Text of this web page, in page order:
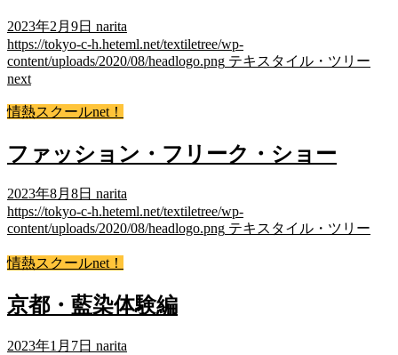
2023年2月9日 narita
https://tokyo-c-h.heteml.net/textiletree/wp-
content/uploads/2020/08/headlogo.png テキスタイル・ツリー
next
情熱スクールnet！
ファッション・フリーク・ショー
2023年8月8日 narita
https://tokyo-c-h.heteml.net/textiletree/wp-
content/uploads/2020/08/headlogo.png テキスタイル・ツリー
情熱スクールnet！
京都・藍染体験編
2023年1月7日 narita